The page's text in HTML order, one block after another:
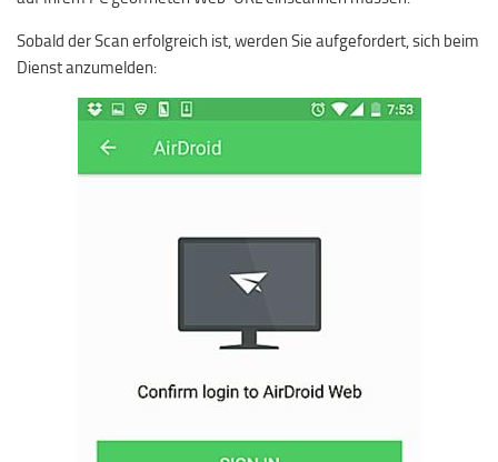
Sobald der Scan erfolgreich ist, werden Sie aufgefordert, sich beim
Dienst anzumelden: